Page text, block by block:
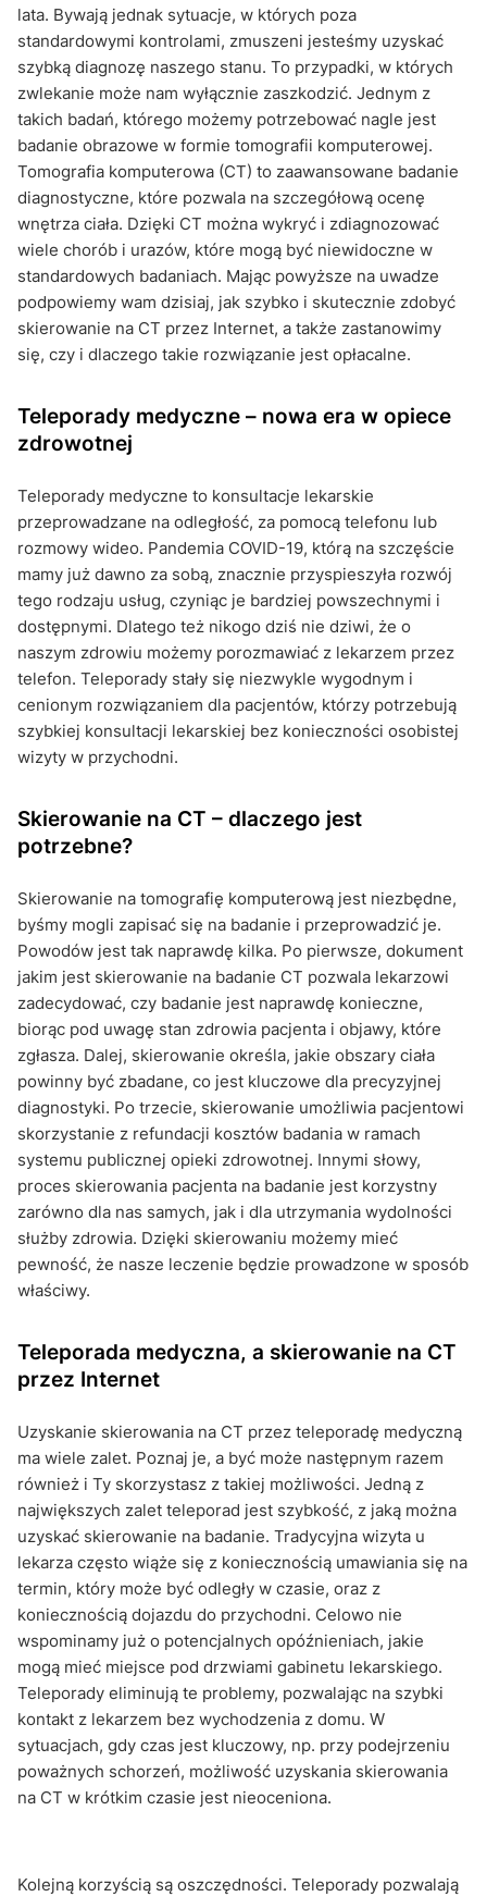
lata. Bywają jednak sytuacje, w których poza
standardowymi kontrolami, zmuszeni jesteśmy uzyskać
szybką diagnozę naszego stanu. To przypadki, w których
zwlekanie może nam wyłącznie zaszkodzić. Jednym z
takich badań, którego możemy potrzebować nagle jest
badanie obrazowe w formie tomografii komputerowej.
Tomografia komputerowa (CT) to zaawansowane badanie
diagnostyczne, które pozwala na szczegółową ocenę
wnętrza ciała. Dzięki CT można wykryć i zdiagnozować
wiele chorób i urazów, które mogą być niewidoczne w
standardowych badaniach. Mając powyższe na uwadze
podpowiemy wam dzisiaj, jak szybko i skutecznie zdobyć
skierowanie na CT przez Internet, a także zastanowimy
się, czy i dlaczego takie rozwiązanie jest opłacalne.
Teleporady medyczne – nowa era w opiece
zdrowotnej
Teleporady medyczne to konsultacje lekarskie
przeprowadzane na odległość, za pomocą telefonu lub
rozmowy wideo. Pandemia COVID-19, którą na szczęście
mamy już dawno za sobą, znacznie przyspieszyła rozwój
tego rodzaju usług, czyniąc je bardziej powszechnymi i
dostępnymi. Dlatego też nikogo dziś nie dziwi, że o
naszym zdrowiu możemy porozmawiać z lekarzem przez
telefon. Teleporady stały się niezwykle wygodnym i
cenionym rozwiązaniem dla pacjentów, którzy potrzebują
szybkiej konsultacji lekarskiej bez konieczności osobistej
wizyty w przychodni.
Skierowanie na CT – dlaczego jest
potrzebne?
Skierowanie na tomografię komputerową jest niezbędne,
byśmy mogli zapisać się na badanie i przeprowadzić je.
Powodów jest tak naprawdę kilka. Po pierwsze, dokument
jakim jest skierowanie na badanie CT pozwala lekarzowi
zadecydować, czy badanie jest naprawdę konieczne,
biorąc pod uwagę stan zdrowia pacjenta i objawy, które
zgłasza. Dalej, skierowanie określa, jakie obszary ciała
powinny być zbadane, co jest kluczowe dla precyzyjnej
diagnostyki. Po trzecie, skierowanie umożliwia pacjentowi
skorzystanie z refundacji kosztów badania w ramach
systemu publicznej opieki zdrowotnej. Innymi słowy,
proces skierowania pacjenta na badanie jest korzystny
zarówno dla nas samych, jak i dla utrzymania wydolności
służby zdrowia. Dzięki skierowaniu możemy mieć
pewność, że nasze leczenie będzie prowadzone w sposób
właściwy.
Teleporada medyczna, a skierowanie na CT
przez Internet
Uzyskanie skierowania na CT przez teleporadę medyczną
ma wiele zalet. Poznaj je, a być może następnym razem
również i Ty skorzystasz z takiej możliwości. Jedną z
największych zalet teleporad jest szybkość, z jaką można
uzyskać skierowanie na badanie. Tradycyjna wizyta u
lekarza często wiąże się z koniecznością umawiania się na
termin, który może być odległy w czasie, oraz z
koniecznością dojazdu do przychodni. Celowo nie
wspominamy już o potencjalnych opóźnieniach, jakie
mogą mieć miejsce pod drzwiami gabinetu lekarskiego.
Teleporady eliminują te problemy, pozwalając na szybki
kontakt z lekarzem bez wychodzenia z domu. W
sytuacjach, gdy czas jest kluczowy, np. przy podejrzeniu
poważnych schorzeń, możliwość uzyskania skierowania
na CT w krótkim czasie jest nieoceniona.
Kolejną korzyścią są oszczędności. Teleporady pozwalają